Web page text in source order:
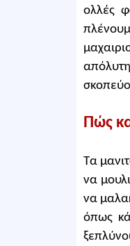
ολλές
Πώς
Τα
να
να
όπως